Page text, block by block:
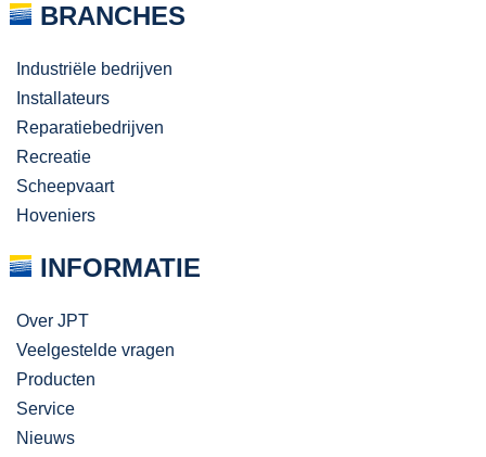
BRANCHES
Industriële bedrijven
Installateurs
Reparatiebedrijven
Recreatie
Scheepvaart
Hoveniers
INFORMATIE
Over JPT
Veelgestelde vragen
Producten
Service
Nieuws